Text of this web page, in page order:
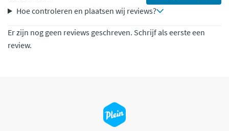
Hoe controleren en plaatsen wij reviews?
Er zijn nog geen reviews geschreven. Schrijf als eerste een
review.